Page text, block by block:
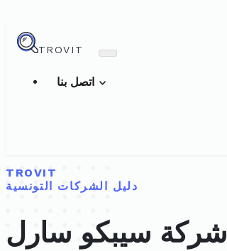
TROVIT
TROVIT
دليل الشركات التونسية
شركة سيبكو سارل